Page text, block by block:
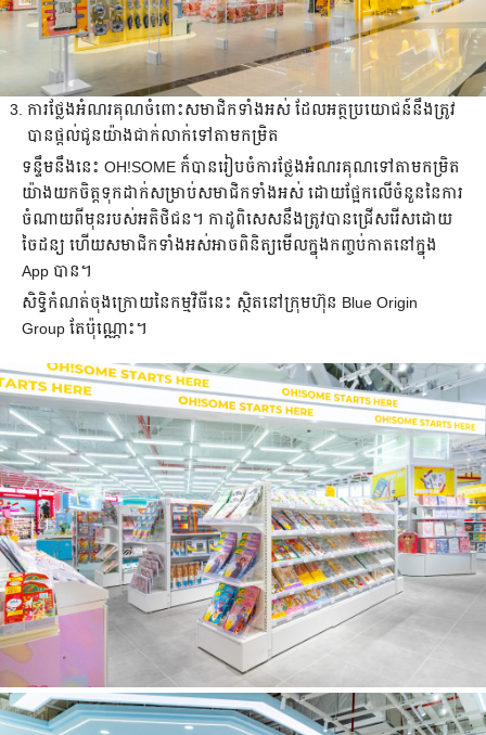
ការថ្លែងអំណរ​គុណ​ចំពោះ​សមាជិក​ទាំងអស់ ដែលអត្ថប្រយោជន៍នឹង​ត្រូវ​
បាន​ផ្តល់​ជូន​យ៉ាង​ជាក់លាក់ទៅ​តាម​កម្រិត
ទន្ទឹម​នឹង​នេះ OH!SOME ក៏​បាន​រៀបចំ​ការ​ថ្លែងអំណរ​គុណទៅ​តាម​កម្រិត
យ៉ាង​យកចិត្តទុកដាក់​សម្រាប់​សមាជិក​ទាំង​អស់ ដោយ​ផ្អែក​លើ​ចំនួននៃការ​
ចំណាយ​ពី​មុន​របស់​អតិថិជន។ កាដូ​ពិសេស​នឹង​ត្រូវ​បាន​ជ្រើសរើស​ដោយ​
ចៃដន្យ ហើយ​សមាជិក​ទាំងអស់​អាច​ពិនិត្យ​មើល​ក្នុង​កញ្ចប់កាតនៅក្នុង
App បាន។
សិទ្ធិកំណត់ចុងក្រោយនៃកម្មវិធីនេះ ស្ថិតនៅក្រុមហ៊ុន Blue Origin
Group តែប៉ុណ្ណោះ។